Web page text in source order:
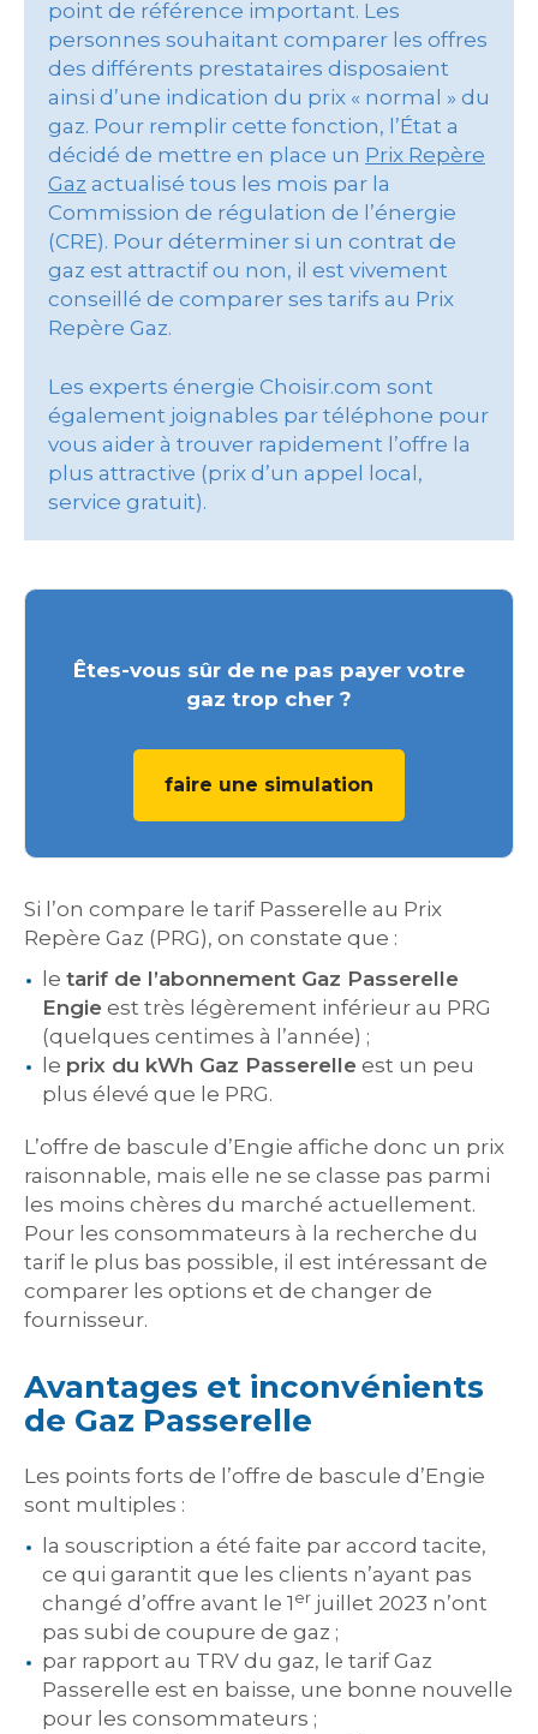
point de référence important. Les
personnes souhaitant comparer les offres
des différents prestataires disposaient
ainsi d’une indication du prix « normal » du
gaz. Pour remplir cette fonction, l’État a
décidé de mettre en place un Prix Repère
Gaz actualisé tous les mois par la
Commission de régulation de l’énergie
(CRE). Pour déterminer si un contrat de
gaz est attractif ou non, il est vivement
conseillé de comparer ses tarifs au Prix
Repère Gaz.
Les experts énergie Choisir.com sont
également joignables par téléphone pour
vous aider à trouver rapidement l’offre la
plus attractive (prix d’un appel local,
service gratuit).
Êtes-vous sûr de ne pas payer votre
gaz trop cher ?
faire une simulation
Si l’on compare le tarif Passerelle au Prix
Repère Gaz (PRG), on constate que :
le tarif de l’abonnement Gaz Passerelle
Engie est très légèrement inférieur au PRG
(quelques centimes à l’année) ;
le prix du kWh Gaz Passerelle est un peu
plus élevé que le PRG.
L’offre de bascule d’Engie affiche donc un prix
raisonnable, mais elle ne se classe pas parmi
les moins chères du marché actuellement.
Pour les consommateurs à la recherche du
tarif le plus bas possible, il est intéressant de
comparer les options et de changer de
fournisseur.
Avantages et inconvénients
de Gaz Passerelle
Les points forts de l’offre de bascule d’Engie
sont multiples :
la souscription a été faite par accord tacite,
ce qui garantit que les clients n’ayant pas
changé d’offre avant le 1 er juillet 2023 n’ont
pas subi de coupure de gaz ;
par rapport au TRV du gaz, le tarif Gaz
Passerelle est en baisse, une bonne nouvelle
pour les consommateurs ;